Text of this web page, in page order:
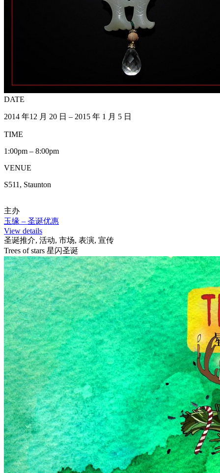
DATE
2014 年12 月 20 日 – 2015 年 1 月 5 日
TIME
1:00pm – 8:00pm
VENUE
S511, Staunton
主办
玉缘 – 圣诞优惠
View details
圣诞推介, 活动, 市场, 表演, 宣传
Trees of stars 星闪圣诞